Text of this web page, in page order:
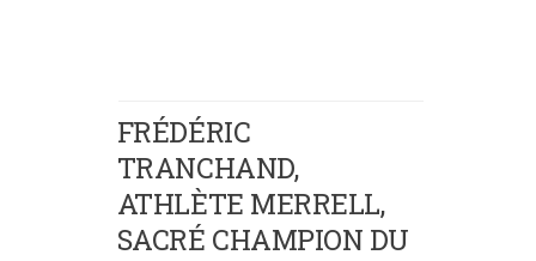
FRÉDÉRIC
TRANCHAND,
ATHLÈTE MERRELL,
SACRÉ CHAMPION DU